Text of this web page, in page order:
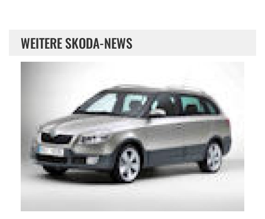
WEITERE SKODA-NEWS